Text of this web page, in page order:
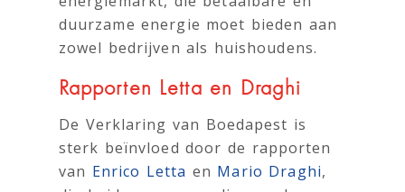
duurzame energie moet bieden aan
zowel bedrijven als huishoudens.
Rapporten Letta en Draghi
De Verklaring van Boedapest is
sterk beïnvloed door de rapporten
van Enrico Letta en Mario Draghi,